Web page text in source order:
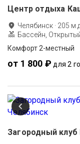
Центр отдыха
Челябинск · 205 м
Бассейн,
Комфорт 2-местный
от 1 800 ₽ для 2
Загородный